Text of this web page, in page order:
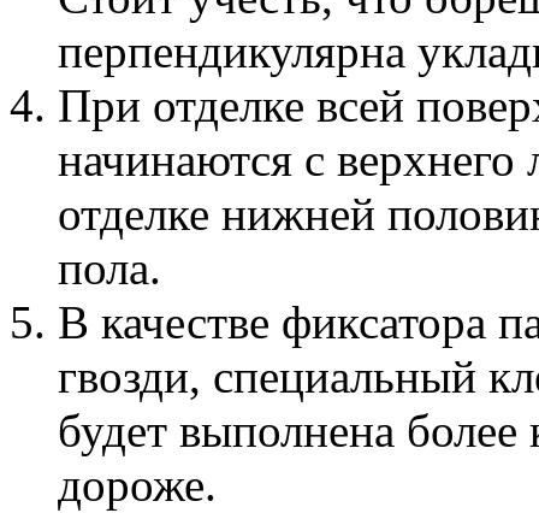
перпендикулярна
При отделке всей
начинаются с верхнего
отделке нижней
пола.
В качестве фиксатора
гвозди, специальный
будет выполнена более
дороже.